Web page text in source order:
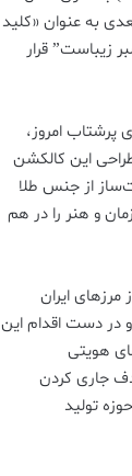
به عنوان «کلید
زیباست” قرار
پرشتاب امروز،
این کالکشن
از جنس طلا
و هنر را در هم
مرزهای ایران
در دست اقدام این
هویتی
جاری کردن
تولید